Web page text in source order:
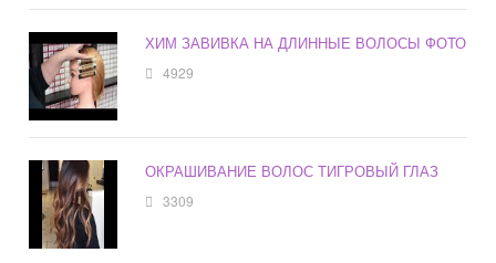
ХИМ ЗАВИВКА НА ДЛИННЫЕ ВОЛОСЫ ФОТО
4929
ОКРАШИВАНИЕ ВОЛОС ТИГРОВЫЙ ГЛАЗ
3309